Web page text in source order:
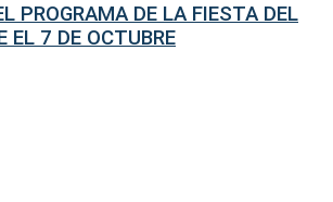
PROGRAMA DE LA FIESTA DEL
EL 7 DE OCTUBRE